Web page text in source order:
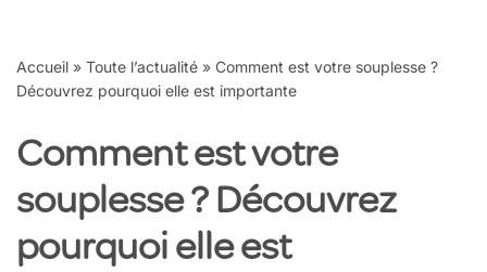
Accueil » Toute l’actualité » Comment est votre souplesse ?
Découvrez pourquoi elle est importante
Comment est votre
souplesse ? Découvrez
pourquoi elle est